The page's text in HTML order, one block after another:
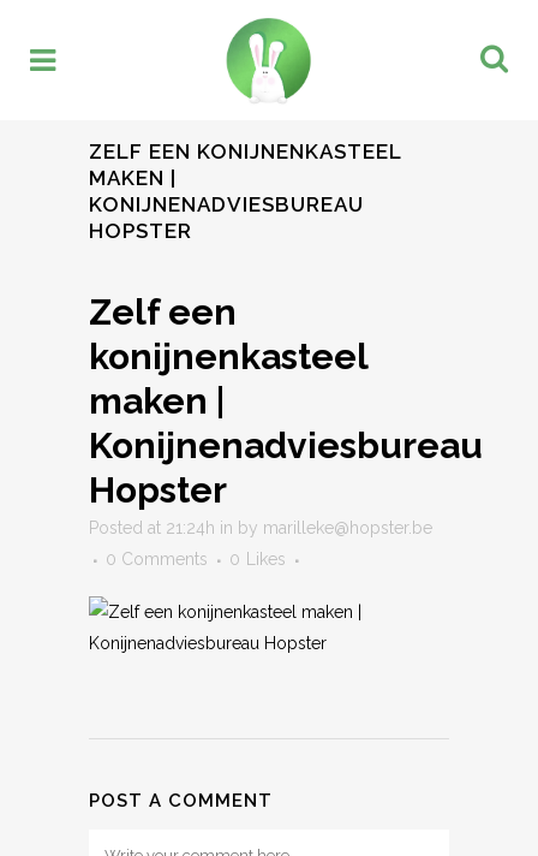
ZELF EEN KONIJNENKASTEEL
MAKEN |
KONIJNENADVIESBUREAU
HOPSTER
Zelf een
konijnenkasteel
maken |
Konijnenadviesbureau
Hopster
Posted at 21:24h in by marilleke@hopster.be
0 Comments
0 Likes
POST A COMMENT